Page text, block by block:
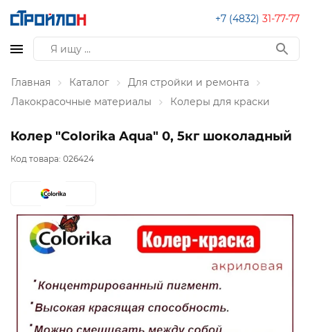
+7 (4832) 31-77-77
Главная Каталог
Для стройки и ремонта
Лакокрасочные материалы
Колеры для краски
Колер "CoIorika Aqua" 0, 5кг шоколадный
Код товара: 026424